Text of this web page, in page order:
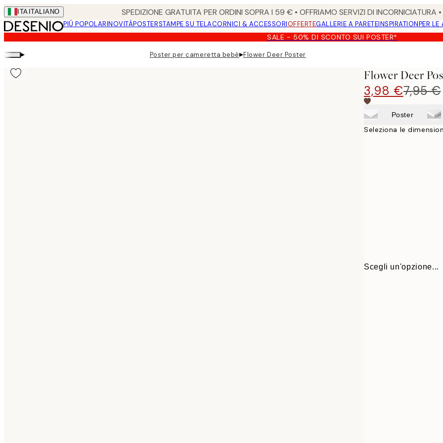
Skip
to
main
content.
ITA ITALIANO SPEDIZIONE GRATUITA PER ORDINI SOPRA I 59 € • OFFRIAMO SERVIZI DI
PIÚ POPOLARINOVITÀPOSTERSTAMPE SU TELACORNICI & ACCESSORIOFFERTEGALLERIE A PARETEINSPIRATIONPER LE
SALE - 50% DI SCONTO SUI POSTER*
▸ Poster per cameretta bebè▸Flower Deer Poster
Flower Deer
3,98 €7,95 €
Poster
Seleziona le
Scegli un'opzione...